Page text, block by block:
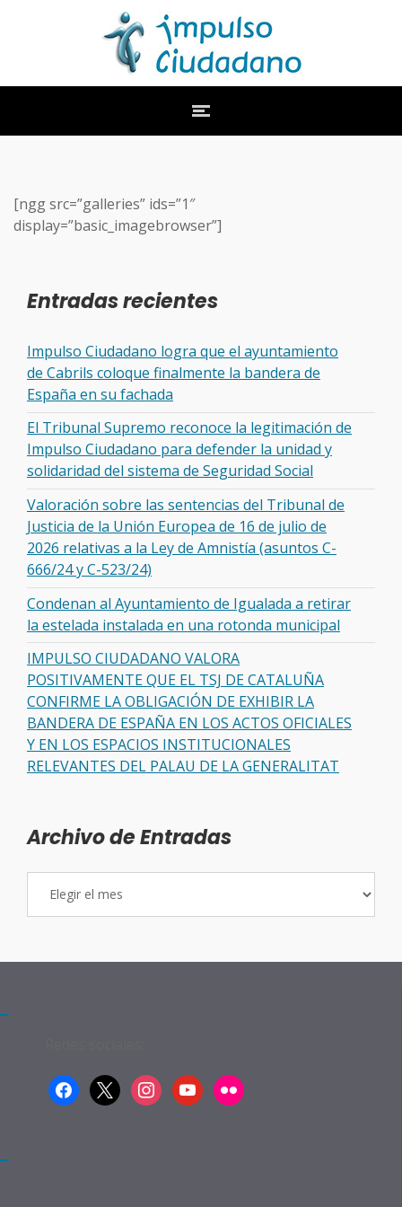
[ngg src=”galleries” ids=”1″
display=”basic_imagebrowser”]
Entradas recientes
Impulso Ciudadano logra que el ayuntamiento
de Cabrils coloque finalmente la bandera de
España en su fachada
El Tribunal Supremo reconoce la legitimación de
Impulso Ciudadano para defender la unidad y
solidaridad del sistema de Seguridad Social
Valoración sobre las sentencias del Tribunal de
Justicia de la Unión Europea de 16 de julio de
2026 relativas a la Ley de Amnistía (asuntos C-
666/24 y C-523/24)
Condenan al Ayuntamiento de Igualada a retirar
la estelada instalada en una rotonda municipal
IMPULSO CIUDADANO VALORA
POSITIVAMENTE QUE EL TSJ DE CATALUÑA
CONFIRME LA OBLIGACIÓN DE EXHIBIR LA
BANDERA DE ESPAÑA EN LOS ACTOS OFICIALES
Y EN LOS ESPACIOS INSTITUCIONALES
RELEVANTES DEL PALAU DE LA GENERALITAT
Archivo de Entradas
facebook instagramyoutubeflickr